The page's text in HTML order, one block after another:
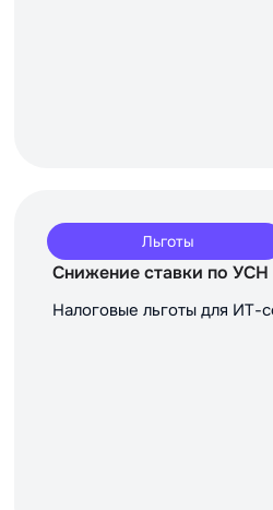
Льготы
Снижение ставки по УСН
Налоговые льготы для ИТ-